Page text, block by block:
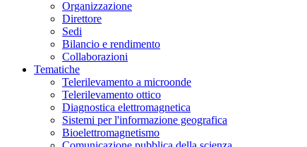
Organizzazione
Direttore
Sedi
Bilancio e rendimento
Collaborazioni
Tematiche
Telerilevamento a microonde
Telerilevamento ottico
Diagnostica elettromagnetica
Sistemi per l'informazione geografica
Bioelettromagnetismo